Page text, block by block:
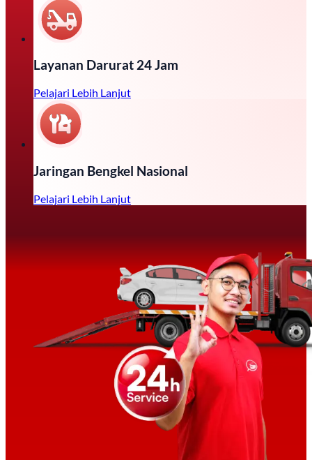
Layanan Darurat 24 Jam
Pelajari Lebih Lanjut
Jaringan Bengkel Nasional
Pelajari Lebih Lanjut